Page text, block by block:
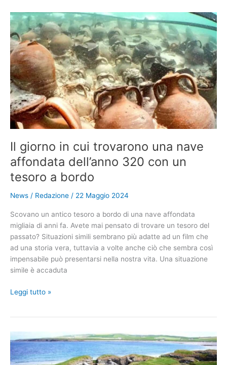
inaugurato
un
gigantesco
aspiratore
di
Co2:
ne
assorbe
fino
a
36.000
tonnellate
in
un
anno
Il giorno in cui trovarono una nave
affondata dell’anno 320 con un
tesoro a bordo
News / Redazione / 22 Maggio 2024
Scovano un antico tesoro a bordo di una nave affondata
migliaia di anni fa. Avete mai pensato di trovare un tesoro del
passato? Situazioni simili sembrano più adatte ad un film che
ad una storia vera, tuttavia a volte anche ciò che sembra così
impensabile può presentarsi nella nostra vita. Una situazione
simile è accaduta
Il
trovarono
una
nave
Leggi tutto »